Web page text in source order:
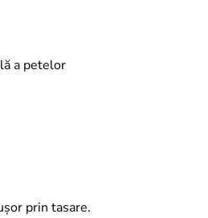
a petelor
prin tasare.